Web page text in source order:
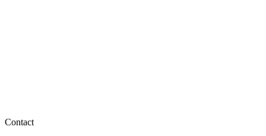
Contact